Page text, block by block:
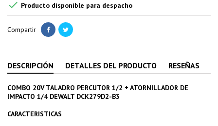
 Producto disponible para despacho
Compartir
DESCRIPCIÓN DETALLES DEL PRODUCTO RESEÑAS
COMBO 20V TALADRO PERCUTOR 1/2 + ATORNILLADOR DE
IMPACTO 1/4 DEWALT DCK279D2-B3
CARACTERISTICAS